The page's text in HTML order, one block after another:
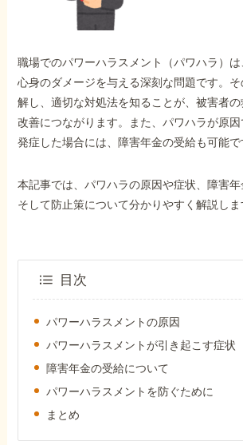
ホーム
障害年金の基礎知識
障害年金の金額
Q&A・相談事例
障害年金コラム
お知らせ
職場でのパワーハラスメント（パワハラ）
心身のダメージを与える深刻な問題です。
解し、適切な対処法を知ることが、被害者
改善につながります。また、パワハラが原
発症した場合には、障害年金の受給も可能で
本記事では、パワハラの原因や症状、障害年
そして防止策について分かりやすく解説しま
目次
パワーハラスメントの原因
パワーハラスメントが引き起こす症状
障害年金の受給について
パワーハラスメントを防ぐために
まとめ